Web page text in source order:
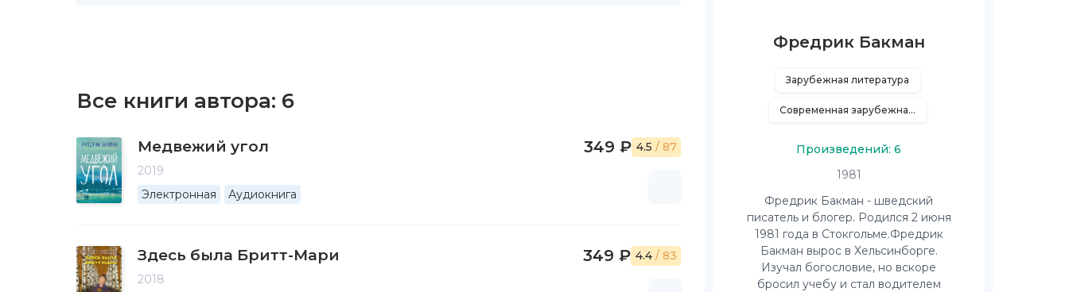
Все книги автора: 6
Медвежий угол
2019
Электронная
Аудиокнига
349 ₽ 4.5 / 87
Здесь была Бритт-Мари
2018
349 ₽ 4.4 / 83
Фредрик Бакман
Зарубежная литература
Современная зарубежная литература
Произведений: 6
1981
Фредрик Бакман - шведский
писатель и блогер. Родился 2 июня
1981 года в Стокгольме.Фредрик
Бакман вырос в Хельсинборге.
Изучал богословие, но вскоре
бросил учебу и стал водителем